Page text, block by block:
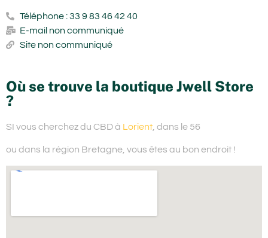
Téléphone : 33 9 83 46 42 40
E-mail non communiqué
Site non communiqué
Où se trouve la boutique Jwell Store
?
SI vous cherchez du CBD à Lorient , dans le 56
ou dans la région Bretagne, vous êtes au bon endroit !